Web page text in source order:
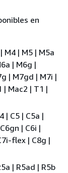
en
M4 | M5 | M5a
| M6g |
| M7gd | M7i |
Mac2 | T1 |
| C5 | C5a |
| C6i |
flex | C8g |
| R5ad | R5b